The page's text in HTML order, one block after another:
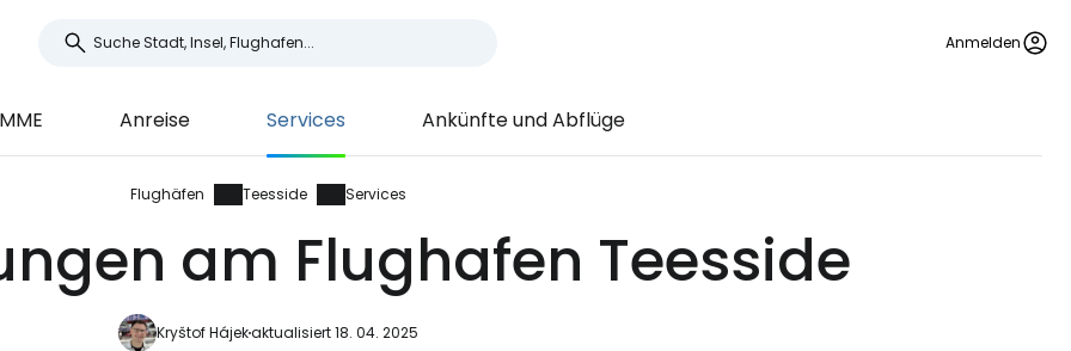
Anmelden
Anreise Services Ankünfte und Abflüge
Flughäfen Teesside Services
am Flughafen Teesside
Kryštof Hájekaktualisiert 18. 04. 2025